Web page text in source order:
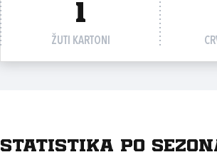
1
ŽUTI KARTONI
Statistika po